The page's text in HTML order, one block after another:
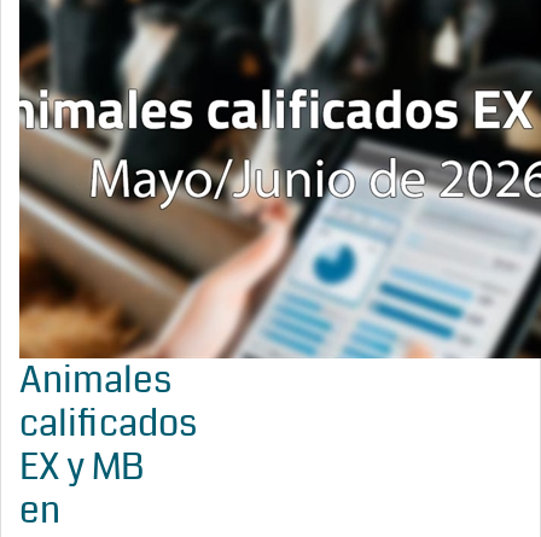
Animales
calificados
EX y MB
en